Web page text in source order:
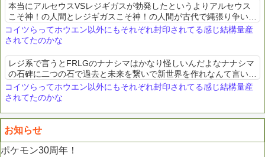
本当にアルセウスVSレジギガスが勃発したというよりアルセウス
こそ神！の人間とレジギガスこそ神！の人間が古代で縄張り争いし
てたと見た方がいいんじゃないかな
コイツらってホウエン以外にもそれぞれ封印されてる感じ結構量産
されてたのかな
レジ系で言うとFRLGのナナシマはかなり怪しいんだよなナナシマ
の石碑に二つの石で過去と未来を繋いで新世界を作れなんて言い出
すダイパやレジェアルやってたらどう考えてもヤベェこと言っちゃ
ってる石碑と点字の...
コイツらってホウエン以外にもそれぞれ封印されてる感じ結構量産
されてたのかな
お知らせ
ポケモン30周年！